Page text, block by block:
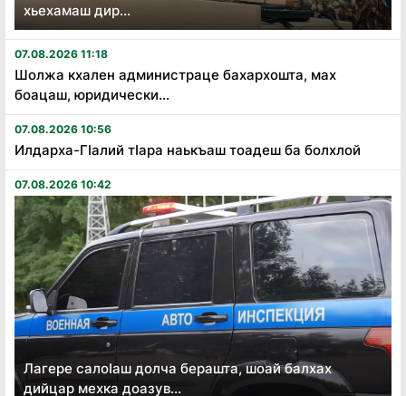
хьехамаш дир...
07.08.2026 11:18
Шолжа кхален администраце бахархошта, мах
боацаш, юридически...
07.08.2026 10:56
Илдарха-Гӏалий тӏара наькъаш тоадеш ба болхлой
07.08.2026 10:42
Лагере салоӏаш долча берашта, шоай балхах
дийцар мехка доазув...